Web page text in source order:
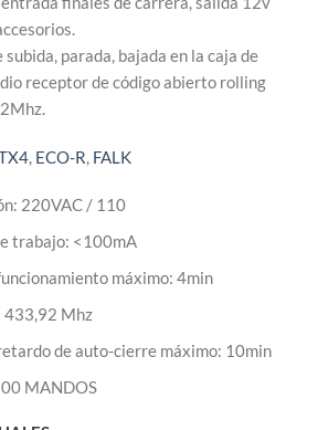
parada, bajada en la caja de
receptor de código abierto rolling
, ECO-R, FALK
220VAC / 110
trabajo: <100mA
máximo: 4min
433,92 Mhz
de auto-cierre máximo: 10min
MANDOS